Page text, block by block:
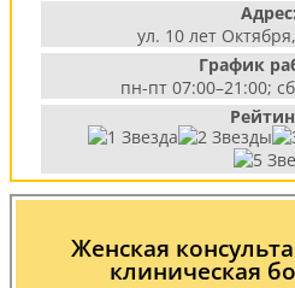
Адрес:
ул. 10 лет
График
пн-пт 07:00–21:00;
Женская
клиническая